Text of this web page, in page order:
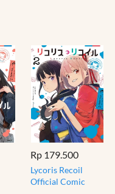
Rp 179.500
Lycoris Recoil
Official Comic